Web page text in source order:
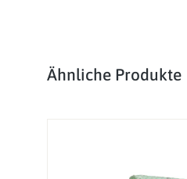
Produktgalerie überspringen
Ähnliche Produkte